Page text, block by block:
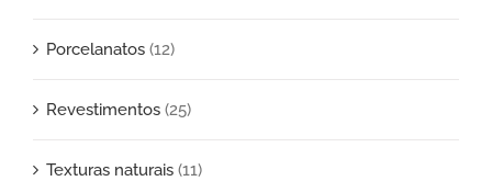
Porcelanatos (12)
Revestimentos (25)
Texturas naturais (11)